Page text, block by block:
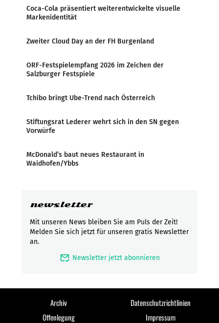
Coca-Cola präsentiert weiterentwickelte visuelle
Markenidentität
Zweiter Cloud Day an der FH Burgenland
ORF-Festspielempfang 2026 im Zeichen der
Salzburger Festspiele
Tchibo bringt Ube-Trend nach Österreich
Stiftungsrat Lederer wehrt sich in den SN gegen
Vorwürfe
McDonald’s baut neues Restaurant in
Waidhofen/Ybbs
newsletter
Mit unseren News bleiben Sie am Puls der Zeit!
Melden Sie sich jetzt für unseren gratis Newsletter
an.
mark_email_read Newsletter jetzt abonnieren
Archiv
Datenschutzrichtlinien
Offenlegung
Impressum